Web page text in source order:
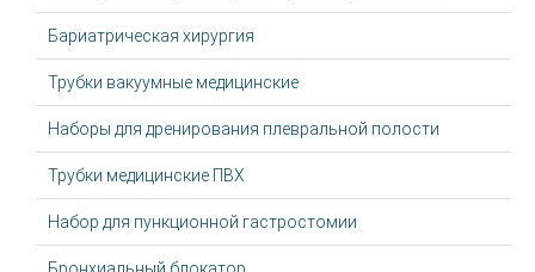
Бариатрическая хирургия
Трубки вакуумные медицинские
Наборы для дренирования плевральной полости
Трубки медицинские ПВХ
Набор для пункционной гастростомии